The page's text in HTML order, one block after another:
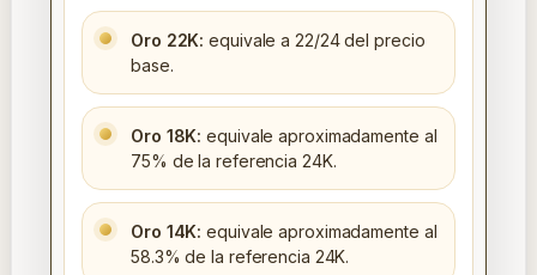
Oro 22K: equivale a 22/24 del precio
base.
Oro 18K: equivale aproximadamente al
75% de la referencia 24K.
Oro 14K: equivale aproximadamente al
58.3% de la referencia 24K.